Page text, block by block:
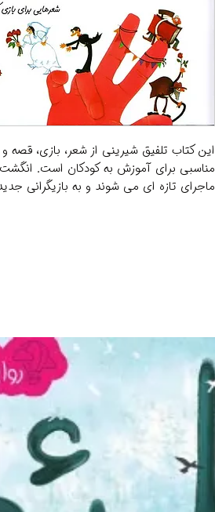
این کتاب تلفیق شیرینی از شعر، بازی، قصه
مناسبی برای آموزش به کودکان است. انگشت
ماجرای تازه ای می شوند و به بازیگرانی